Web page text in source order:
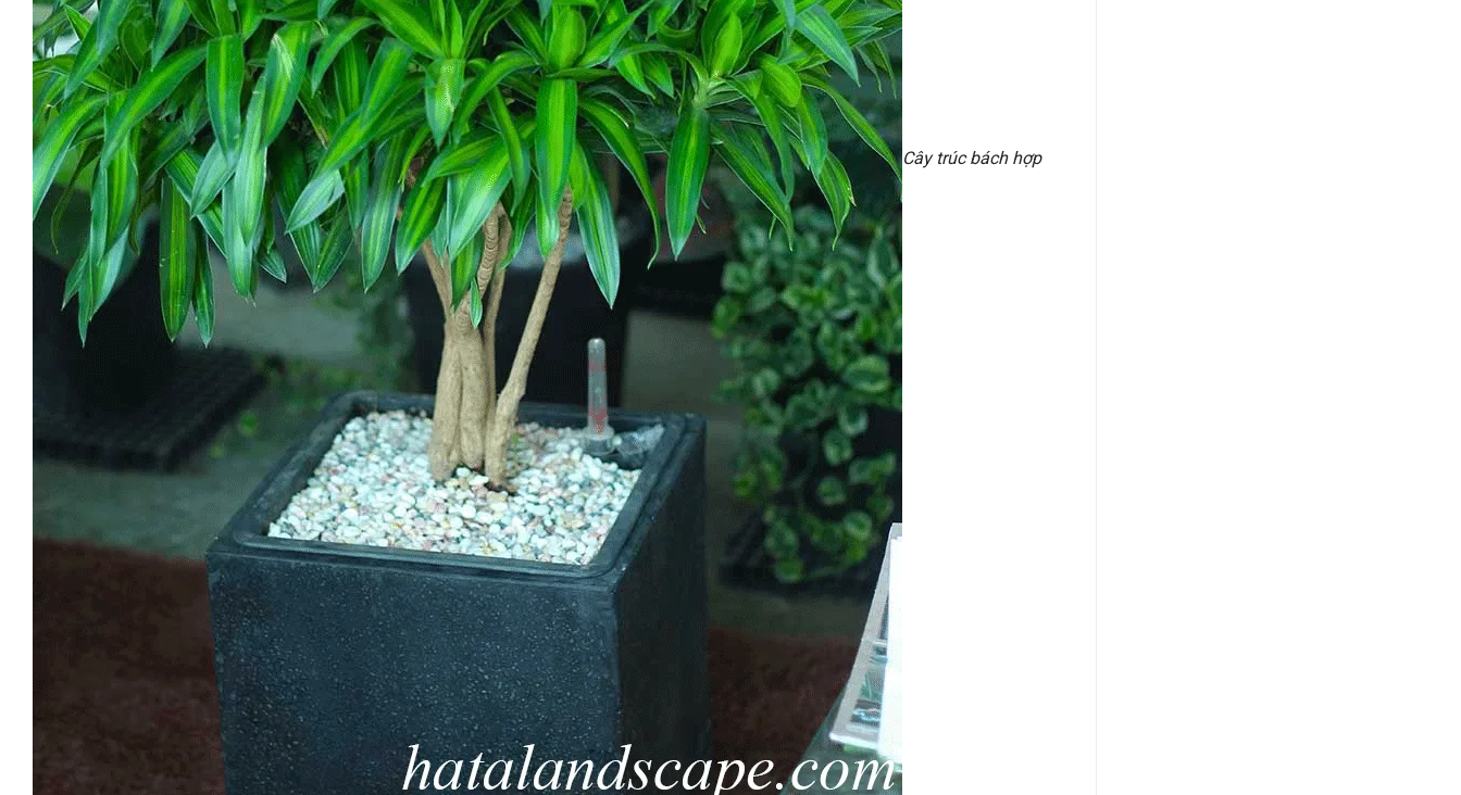
Cây trúc bách hợp